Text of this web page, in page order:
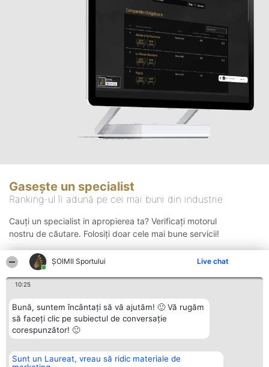
ȘOIMII Sportului Live chat
10:25
Bună, suntem încântați să vă ajutăm! 🙂 Vă rugăm
să faceți clic pe subiectul de conversație
corespunzător! 🙂
Sunt un Laureat, vreau să ridic materiale de
Gasește un specialist
Ranking-ul îi adună pe cei mai buni din industrie
Cauți un specialist in apropierea ta? Verificați motorul
nostru de căutare. Folosiți doar cele mai bune servicii!
Organizator Ranking Plebiscyt Contact